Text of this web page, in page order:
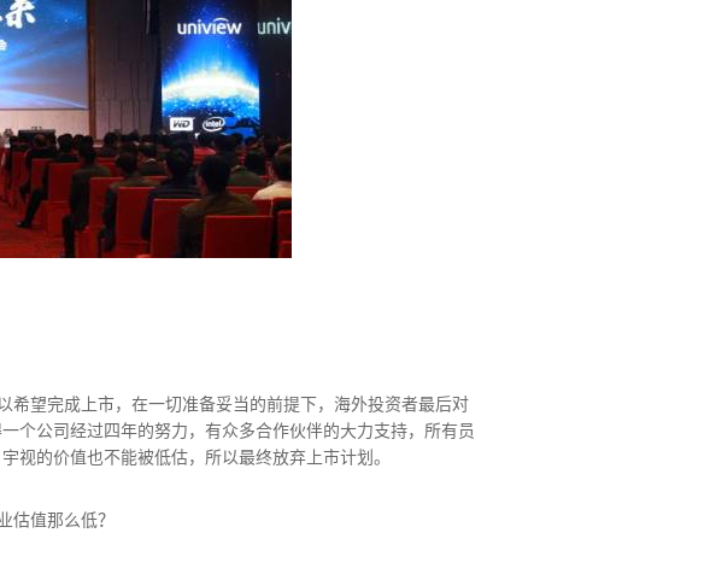
望完成上市，在一切准备妥当的前提下，海外投资者最后对
个公司经过四年的努力，有众多合作伙伴的大力支持，所有员
的价值也不能被低估，所以最终放弃上市计划。
值那么低？